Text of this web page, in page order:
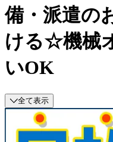
備・派遣の
ける☆機械
いOK
全て表示